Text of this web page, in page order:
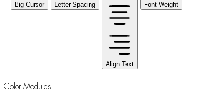
Big Cursor Letter Spacing
Align Text
Font Weight
Color Modules